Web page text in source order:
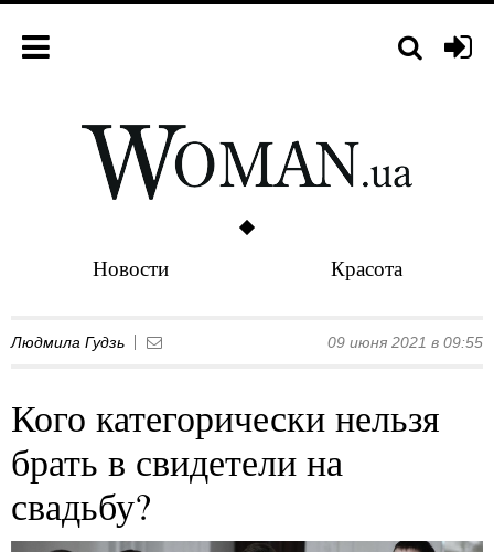
Новости Красота
Людмила Гудзь 09 июня 2021 в 09:55
Кого категорически нельзя
брать в свидетели на
свадьбу?